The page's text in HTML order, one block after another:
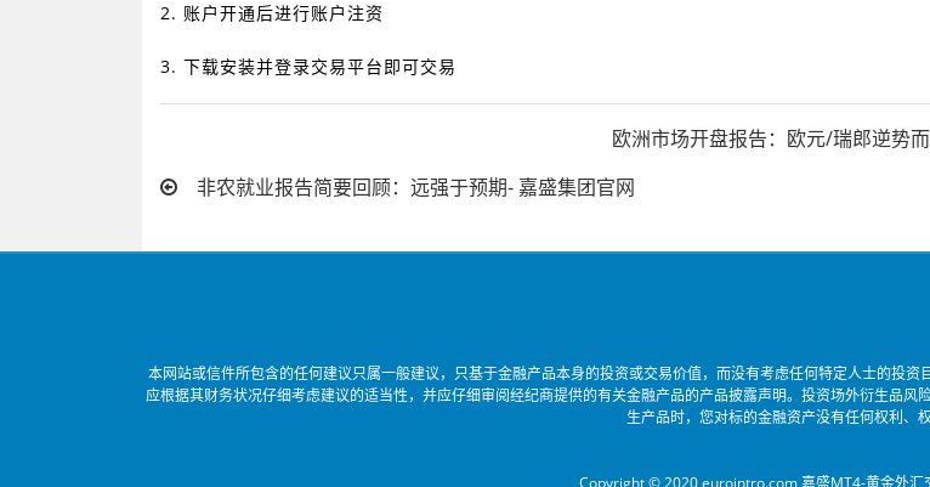
2. 账户开通后进行账户注资
3. 下载安装并登录交易平台即可交易
欧洲市场开盘报告：欧元/瑞郎逆势而
非农就业报告简要回顾：远强于预期- 嘉盛集团官网
本网站或信件所包含的任何建议只属一般建议，只基于金融产品本身的投资或交易价值，而没有考虑任何特定人士的投
应根据其财务状况仔细考虑建议的适当性，并应仔细审阅经纪商提供的有关金融产品的产品披露声明。投资场外衍生品
生产品时，您对标的金融资产没有任何权利、权